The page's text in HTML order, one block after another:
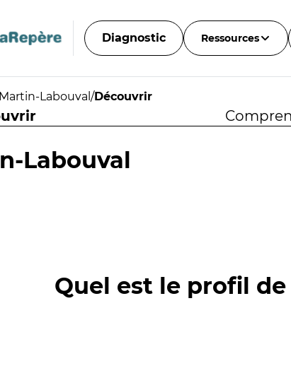
Diagnostic Ressources
Labouval /Découvrir
Labouval
Quel est le profil